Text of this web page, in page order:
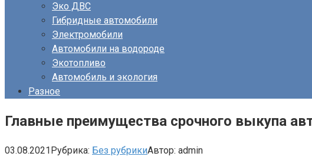
Эко ДВС
Гибридные автомобили
Электромобили
Автомобили на водороде
Экотопливо
Автомобиль и экология
Разное
Главные преимущества срочного выкупа
03.08.2021Рубрика: Без рубрикиАвтор: admin